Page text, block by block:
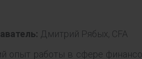
Дмитрий Рябых, CFA
опыт работы в сфере